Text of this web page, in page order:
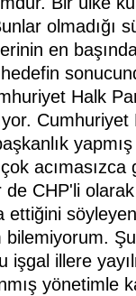
olmadığı
en
Halk
CHP'li
ettiğini
illere
yönetimle